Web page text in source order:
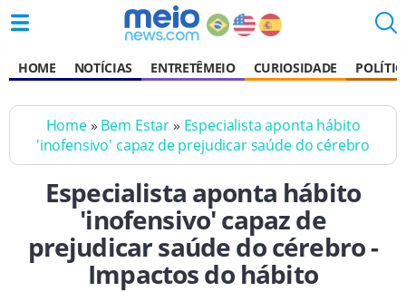
HOME NOTÍCIAS ENTRETÊMEIO CURIOSIDADE
Home» Bem Estar» Especialista aponta hábito
'inofensivo' capaz de prejudicar saúde do cérebro
Especialista aponta hábito
'inofensivo' capaz de
prejudicar saúde do cérebro -
Impactos do hábito